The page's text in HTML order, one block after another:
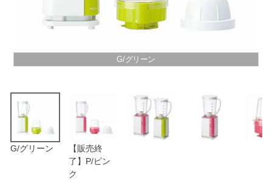
アウトレットSALE
ブログ
お問い合わせ
G/グリーン
G/グリーン
【販売終
了】P/ピン
ク